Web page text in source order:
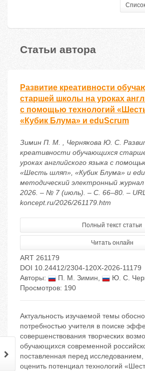
Статьи автора
Развитие креативности
старшей школы на уроках
с помощью технологий
«Кубик Блума» и eduScrum
Зимин П. М. , Чернякова Ю. С.
креативности обучающихся
уроках английского языка с
«Шесть шляп», «Кубик Блума» и
методический электронный
2026. – № 7 (июль). – С. 66–80. –
koncept.ru/2026/261179.htm
Полный текст статьи
Читать онлайн
ART 261179
DOI 10.24412/2304-120X-2026-11179
Авторы:
П. М. Зимин,
Ю. С.
Просмотров: 190
Актуальность изучаемой темы
потребностью учителя в поиске
совершенствования творческих
обучающихся современной
поставленная перед исследованием,
оценить потенциал технологий